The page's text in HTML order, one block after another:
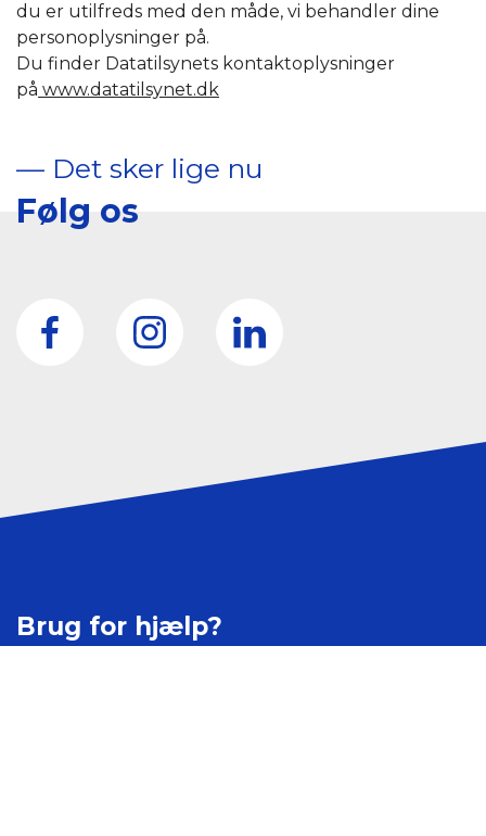
du er utilfreds med den måde, vi behandler dine
personoplysninger på.
Du finder Datatilsynets kontaktoplysninger
på www.datatilsynet.dk
–– Det sker lige nu
Følg os
Brug for hjælp?